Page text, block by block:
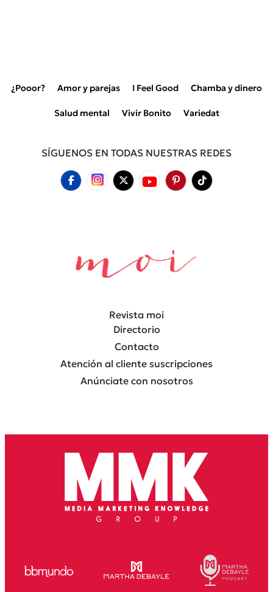
¿Pooor? Amor y parejas I Feel Good Chamba y dinero
Salud mental Vivir Bonito Variedat
SÍGUENOS EN TODAS NUESTRAS REDES
Revista moi
Directorio
Contacto
Atención al cliente suscripciones
Anúnciate con nosotros